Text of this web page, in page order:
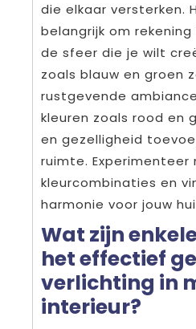
die elkaar versterken.
belangrijk om
de sfeer die je wilt
zoals blauw en groen
rustgevende
kleuren zoals rood en
en gezelligheid
ruimte. Experimenteer
kleurcombinaties en
harmonie voor jouw
Wat zijn
het effectief
verlichting in
interieur?